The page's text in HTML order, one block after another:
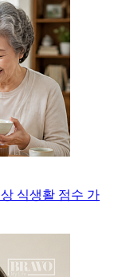
식생활 점수 가